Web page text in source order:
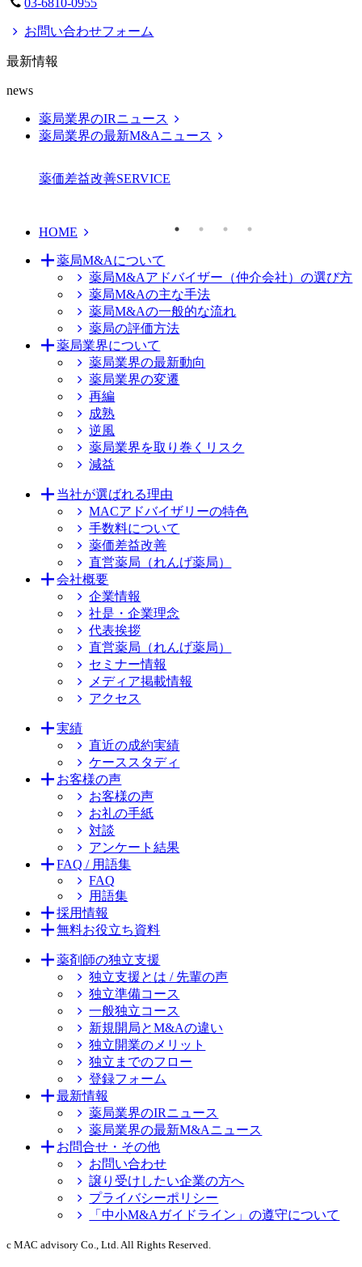
03-6810-0955
お問い合わせフォーム
最新情報
news
薬局業界のIRニュース
薬局業界の最新M&Aニュース
薬価差益改善SERVICE
HOME
薬局M&Aについて
薬局M&Aアドバイザー（仲介会社）の選び方
薬局M&Aの主な手法
薬局M&Aの一般的な流れ
薬局の評価方法
薬局業界について
薬局業界の最新動向
薬局業界の変遷
再編
成熟
逆風
薬局業界を取り巻くリスク
減益
当社が選ばれる理由
MACアドバイザリーの特色
手数料について
薬価差益改善
直営薬局（れんげ薬局）
会社概要
企業情報
社是・企業理念
代表挨拶
直営薬局（れんげ薬局）
セミナー情報
メディア掲載情報
アクセス
実績
直近の成約実績
ケーススタディ
お客様の声
お客様の声
お礼の手紙
対談
アンケート結果
FAQ / 用語集
FAQ
用語集
採用情報
無料お役立ち資料
薬剤師の独立支援
独立支援とは / 先輩の声
独立準備コース
一般独立コース
新規開局とM&Aの違い
独立開業のメリット
独立までのフロー
登録フォーム
最新情報
薬局業界のIRニュース
薬局業界の最新M&Aニュース
お問合せ・その他
お問い合わせ
譲り受けしたい企業の方へ
プライバシーポリシー
「中小M&Aガイドライン」の遵守について
c MAC advisory Co., Ltd. All Rights Reserved.